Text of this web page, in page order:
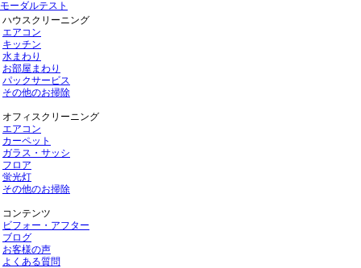
モーダルテスト
ハウスクリーニング
エアコン
キッチン
水まわり
お部屋まわり
パックサービス
その他のお掃除
オフィスクリーニング
エアコン
カーペット
ガラス・サッシ
フロア
蛍光灯
その他のお掃除
コンテンツ
ビフォー・アフター
ブログ
お客様の声
よくある質問